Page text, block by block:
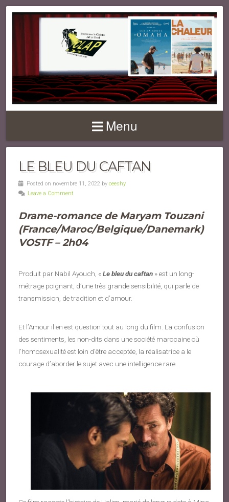
Menu
LE BLEU DU CAFTAN
Posted on novembre 11, 2022 by ceeshy
Leave a Comment
Drame-romance de Maryam Touzani
(France/Maroc/Belgique/Danemark)
VOSTF – 2h04
Produit par Nabil Ayouch, «Le bleu du caftan » est un long-
métrage poignant, d’une très grande sensibilité, qui parle de
transmission, de tradition et d’amour.
Et l’Amour il en est question tout au long du film. La confusion
des sentiments, les non-dits dans une société marocaine où
l’homosexualité est loin d’être acceptée, la réalisatrice a le
courage d’aborder le sujet avec une intelligence rare.